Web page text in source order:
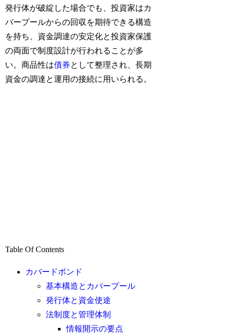
発行体が破綻した場合でも、投資家はカ
バープールからの回収を期待できる構造
を持ち、資金調達の安定化と投資家保護
の両面で制度設計が行われることが多
い。商品性は債券として整理され、長期
資金の調達と運用の接続に用いられる。
Table Of Contents
カバードボンド
基本構造とカバープール
発行体と資金使途
法制度と管理体制
情報開示の要点